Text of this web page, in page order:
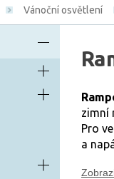
Vánoční osvětlení
zimní
Pro
a